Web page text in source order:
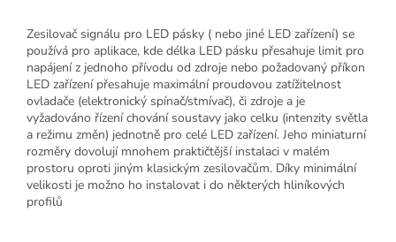
Zesilovač signálu pro LED pásky ( nebo jiné LED zařízení) se
používá pro aplikace, kde délka LED pásku přesahuje limit pro
napájení z jednoho přívodu od zdroje nebo požadovaný příkon
LED zařízení přesahuje maximální proudovou zatížitelnost
ovladače (elektronický spínač/stmívač), či zdroje a je
vyžadováno řízení chování soustavy jako celku (intenzity světla
a režimu změn) jednotně pro celé LED zařízení. Jeho miniaturní
rozměry dovolují mnohem praktičtější instalaci v malém
prostoru oproti jiným klasickým zesilovačům. Díky minimální
velikosti je možno ho instalovat i do některých hliníkových
profilů